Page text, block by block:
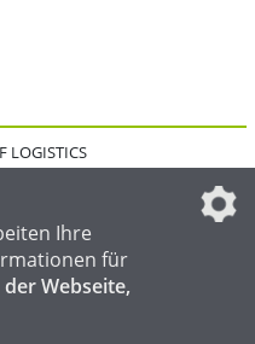
LOGISTICS
IMPRESSUM
Ihre
für
Webseite,